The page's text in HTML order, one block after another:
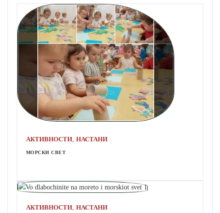
АКТИВНОСТИ, НАСТАНИ
МОРСКИ СВЕТ
АКТИВНОСТИ, НАСТАНИ